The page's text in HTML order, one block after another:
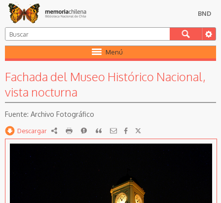
BND
Menú
Fachada del Museo Histórico Nacional,
vista nocturna
Archivo Fotográfico
Descargar RDF imprimirReportarCitar